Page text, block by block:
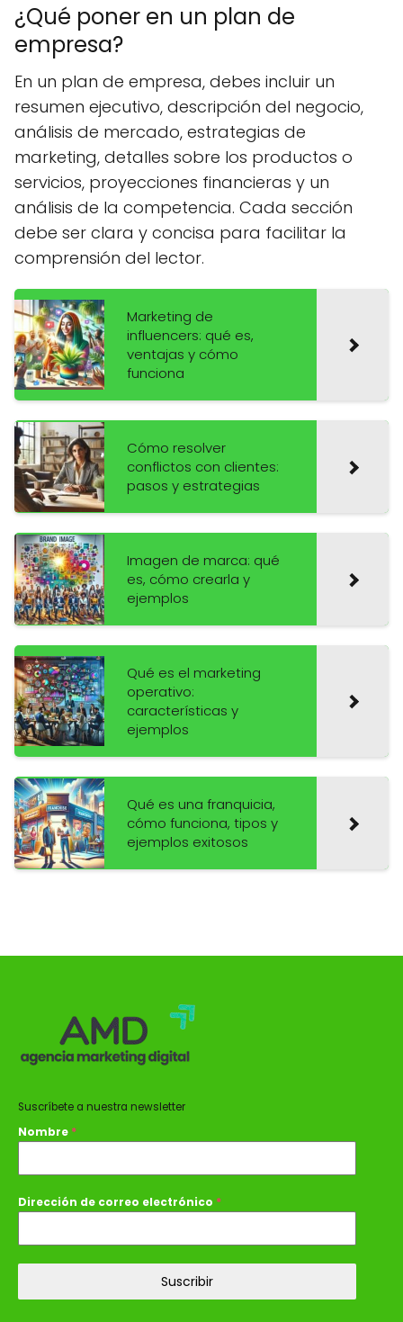
¿Qué poner en un plan de
empresa?
En un plan de empresa, debes incluir un
resumen ejecutivo, descripción del negocio,
análisis de mercado, estrategias de
marketing, detalles sobre los productos o
servicios, proyecciones financieras y un
análisis de la competencia. Cada sección
debe ser clara y concisa para facilitar la
comprensión del lector.
Marketing de
influencers: qué es,
ventajas y cómo
funciona
Cómo resolver
conflictos con clientes:
pasos y estrategias
Imagen de marca: qué
es, cómo crearla y
ejemplos
Qué es el marketing
operativo:
características y
ejemplos
Qué es una franquicia,
cómo funciona, tipos y
ejemplos exitosos
Suscríbete a nuestra newsletter
Nombre *
Dirección de correo electrónico *
Suscribir